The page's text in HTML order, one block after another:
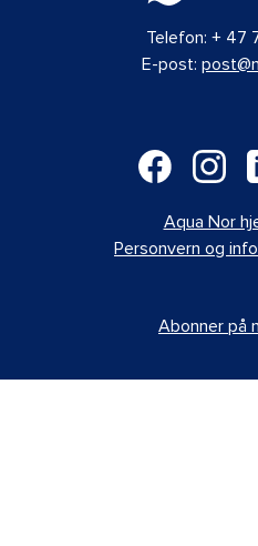
Telefon: + 47
E-post:
Aqua Nor
Personvern og
Abonner på